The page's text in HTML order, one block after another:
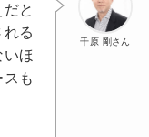
千原 剛さん
と
る
ほ
も